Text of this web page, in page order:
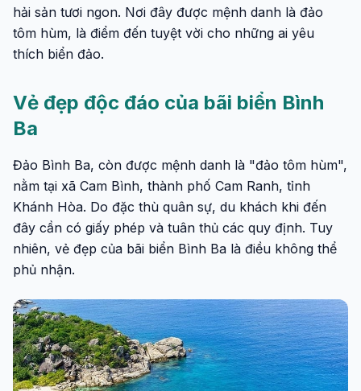
hải sản tươi ngon. Nơi đây được mệnh danh là đảo
tôm hùm, là điểm đến tuyệt vời cho những ai yêu
thích biển đảo.
Vẻ đẹp độc đáo của bãi biển Bình
Ba
Đảo Bình Ba, còn được mệnh danh là "đảo tôm hùm",
nằm tại xã Cam Bình, thành phố Cam Ranh, tỉnh
Khánh Hòa. Do đặc thù quân sự, du khách khi đến
đây cần có giấy phép và tuân thủ các quy định. Tuy
nhiên, vẻ đẹp của bãi biển Bình Ba là điều không thể
phủ nhận.